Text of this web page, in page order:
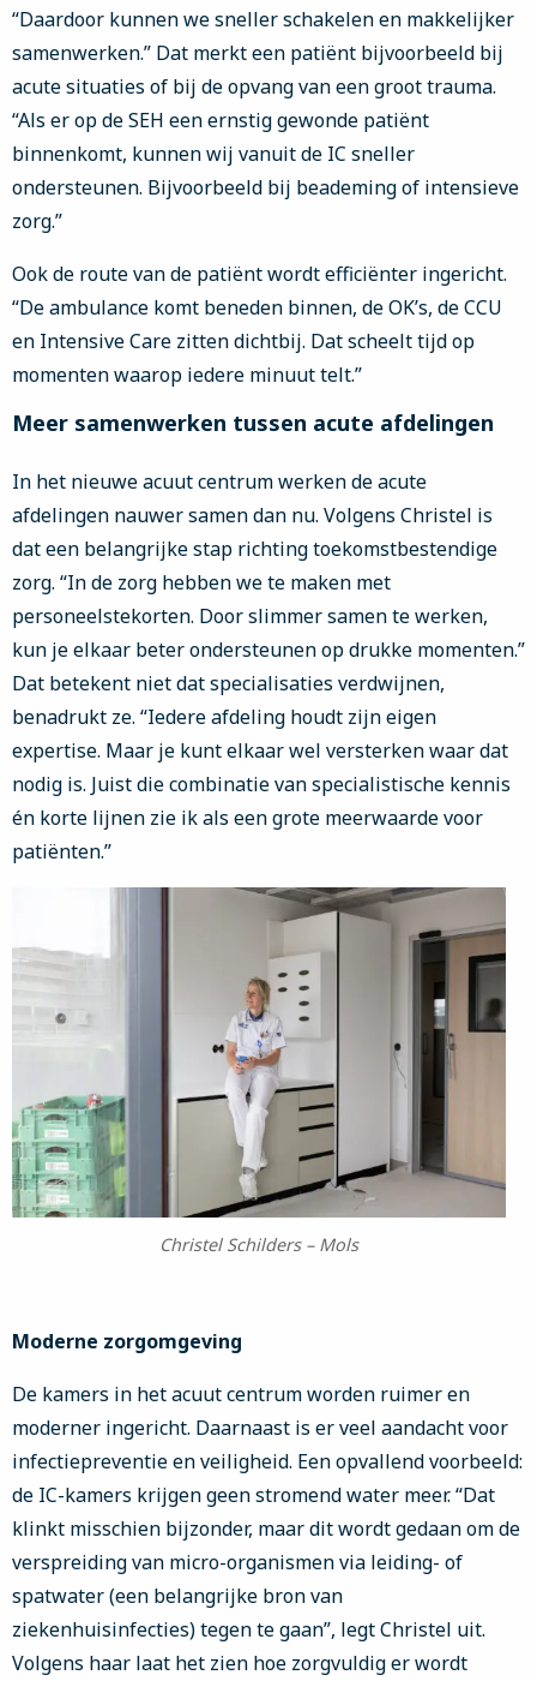
“Daardoor kunnen we sneller schakelen en makkelijker
samenwerken.” Dat merkt een patiënt bijvoorbeeld bij
acute situaties of bij de opvang van een groot trauma.
“Als er op de SEH een ernstig gewonde patiënt
binnenkomt, kunnen wij vanuit de IC sneller
ondersteunen. Bijvoorbeeld bij beademing of intensieve
zorg.”
Ook de route van de patiënt wordt efficiënter ingericht.
“De ambulance komt beneden binnen, de OK’s, de CCU
en Intensive Care zitten dichtbij. Dat scheelt tijd op
momenten waarop iedere minuut telt.”
Meer samenwerken tussen acute afdelingen
In het nieuwe acuut centrum werken de acute
afdelingen nauwer samen dan nu. Volgens Christel is
dat een belangrijke stap richting toekomstbestendige
zorg. “In de zorg hebben we te maken met
personeelstekorten. Door slimmer samen te werken,
kun je elkaar beter ondersteunen op drukke momenten.”
Dat betekent niet dat specialisaties verdwijnen,
benadrukt ze. “Iedere afdeling houdt zijn eigen
expertise. Maar je kunt elkaar wel versterken waar dat
nodig is. Juist die combinatie van specialistische kennis
én korte lijnen zie ik als een grote meerwaarde voor
patiënten.”
Christel Schilders – Mols
Moderne zorgomgeving
De kamers in het acuut centrum worden ruimer en
moderner ingericht. Daarnaast is er veel aandacht voor
infectiepreventie en veiligheid. Een opvallend voorbeeld:
de IC-kamers krijgen geen stromend water meer. “Dat
klinkt misschien bijzonder, maar dit wordt gedaan om de
verspreiding van micro-organismen via leiding- of
spatwater (een belangrijke bron van
ziekenhuisinfecties) tegen te gaan”, legt Christel uit.
Volgens haar laat het zien hoe zorgvuldig er wordt